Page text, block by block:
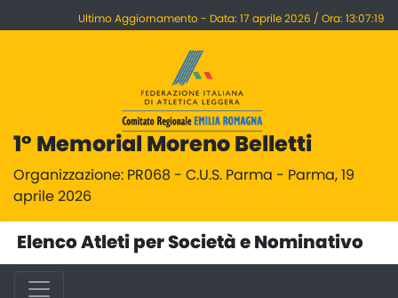
Ultimo Aggiornamento - Data: 17 aprile 2026 / Ora: 13:07:19
1° Memorial Moreno Belletti
Organizzazione: PR068 - C.U.S. Parma - Parma, 19
aprile 2026
Elenco Atleti per Società e Nominativo